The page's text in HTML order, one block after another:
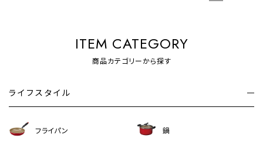
ITEM CATEGORY
商品カテゴリーから探す
ライフスタイル
フライパン 鍋